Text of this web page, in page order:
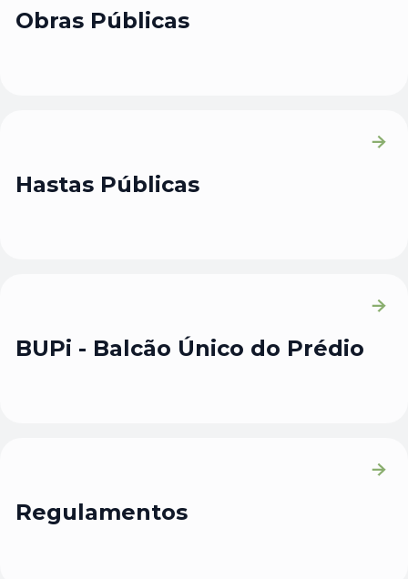
Obras Públicas
Hastas Públicas
BUPi - Balcão Único do Prédio
Regulamentos